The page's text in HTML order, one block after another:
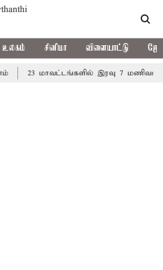
உலகம் சினிமா விளையாட்டு
23 மாவட்டங்களில் இரவு 7 மணிவரை மழை